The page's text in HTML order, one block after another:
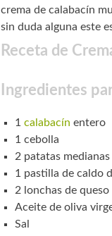
crema de calabacín
sin duda alguna este
Receta de
Ingredientes
1 calabacín entero
1 cebolla
2 patatas medianas
1 pastilla de caldo
2 lonchas de
Aceite de oliva
Sal